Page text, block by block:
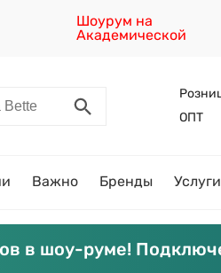
Шоурум на
Академической
ОПТ
Важно Бренды Услуги
в шоу-руме!